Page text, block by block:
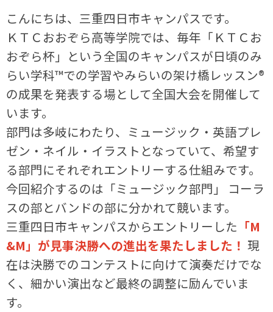
こんにちは、三重四日市キャンパスです。
ＫＴＣおおぞら高等学院では、毎年「ＫＴＣお
おぞら杯」という全国のキャンパスが日頃のみ
らい学科™での学習やみらいの架け橋レッスン®
の成果を発表する場として全国大会を開催して
います。
部門は多岐にわたり、ミュージック・英語プレ
ゼン・ネイル・イラストとなっていて、希望す
る部門にそれぞれエントリーする仕組みです。
今回紹介するのは「ミュージック部門」 コーラ
スの部とバンドの部に分かれて競います。
三重四日市キャンパスからエントリーした 「M
&M」が見事決勝への進出を果たしました！現
在は決勝でのコンテストに向けて演奏だけでな
く、細かい演出など最終の調整に励んでいま
す。